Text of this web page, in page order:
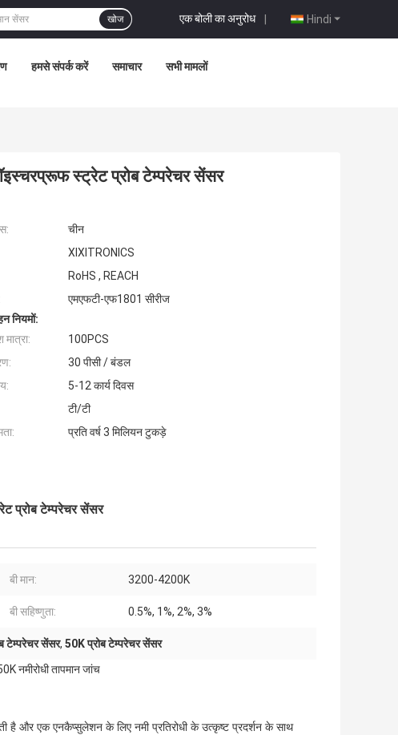
Hindi
एक बोली का अनुरोध |
खोज
हमसे संपर्क करें समाचार सभी मामलों
स्ट्रेट प्रोब टेम्परेचर सेंसर
चीन
XIXITRONICS
RoHS , REACH
एमएफटी-एफ1801 सीरीज
नियमों:
100PCS
30 पीसी / बंडल
5-12 कार्य दिवस
टी/टी
प्रति वर्ष 3 मिलियन टुकड़े
प्रोब टेम्परेचर सेंसर
बी मान: 3200-4200K
बी सहिष्णुता: 0.5%, 1%, 2%, 3%
टेम्परेचर सेंसर, 50K प्रोब टेम्परेचर सेंसर
नमीरोधी तापमान जांच
है और एक एनकैप्सुलेशन के लिए नमी प्रतिरोधी के उत्कृष्ट प्रदर्शन के साथ